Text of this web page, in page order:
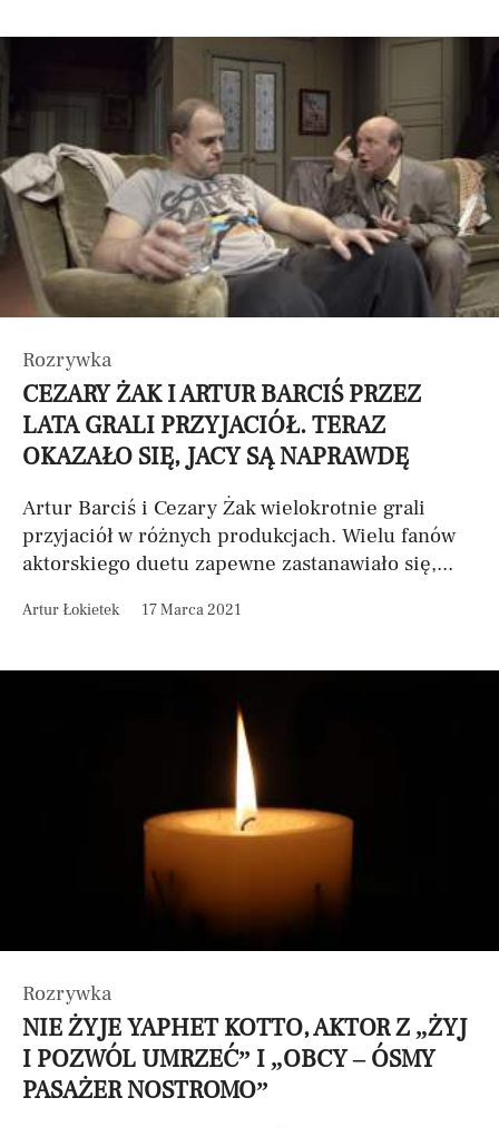
Rozrywka
CEZARY ŻAK I ARTUR BARCIŚ PRZEZ
LATA GRALI PRZYJACIÓŁ. TERAZ
OKAZAŁO SIĘ, JACY SĄ NAPRAWDĘ
Artur Barciś i Cezary Żak wielokrotnie grali
przyjaciół w różnych produkcjach. Wielu fanów
aktorskiego duetu zapewne zastanawiało się,...
Artur Łokietek 17 Marca 2021
Rozrywka
NIE ŻYJE YAPHET KOTTO, AKTOR Z „ŻYJ
I POZWÓL UMRZEĆ” I „OBCY – ÓSMY
PASAŻER NOSTROMO”